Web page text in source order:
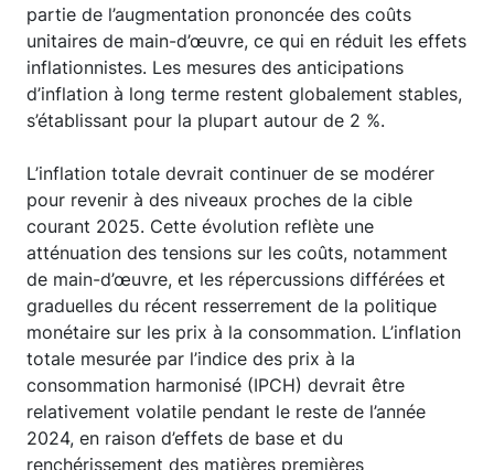
partie de l’augmentation prononcée des coûts
unitaires de main-d’œuvre, ce qui en réduit les effets
inflationnistes. Les mesures des anticipations
d’inflation à long terme restent globalement stables,
s’établissant pour la plupart autour de 2 %.
L’inflation totale devrait continuer de se modérer
pour revenir à des niveaux proches de la cible
courant 2025. Cette évolution reflète une
atténuation des tensions sur les coûts, notamment
de main-d’œuvre, et les répercussions différées et
graduelles du récent resserrement de la politique
monétaire sur les prix à la consommation. L’inflation
totale mesurée par l’indice des prix à la
consommation harmonisé (IPCH) devrait être
relativement volatile pendant le reste de l’année
2024, en raison d’effets de base et du
renchérissement des matières premières